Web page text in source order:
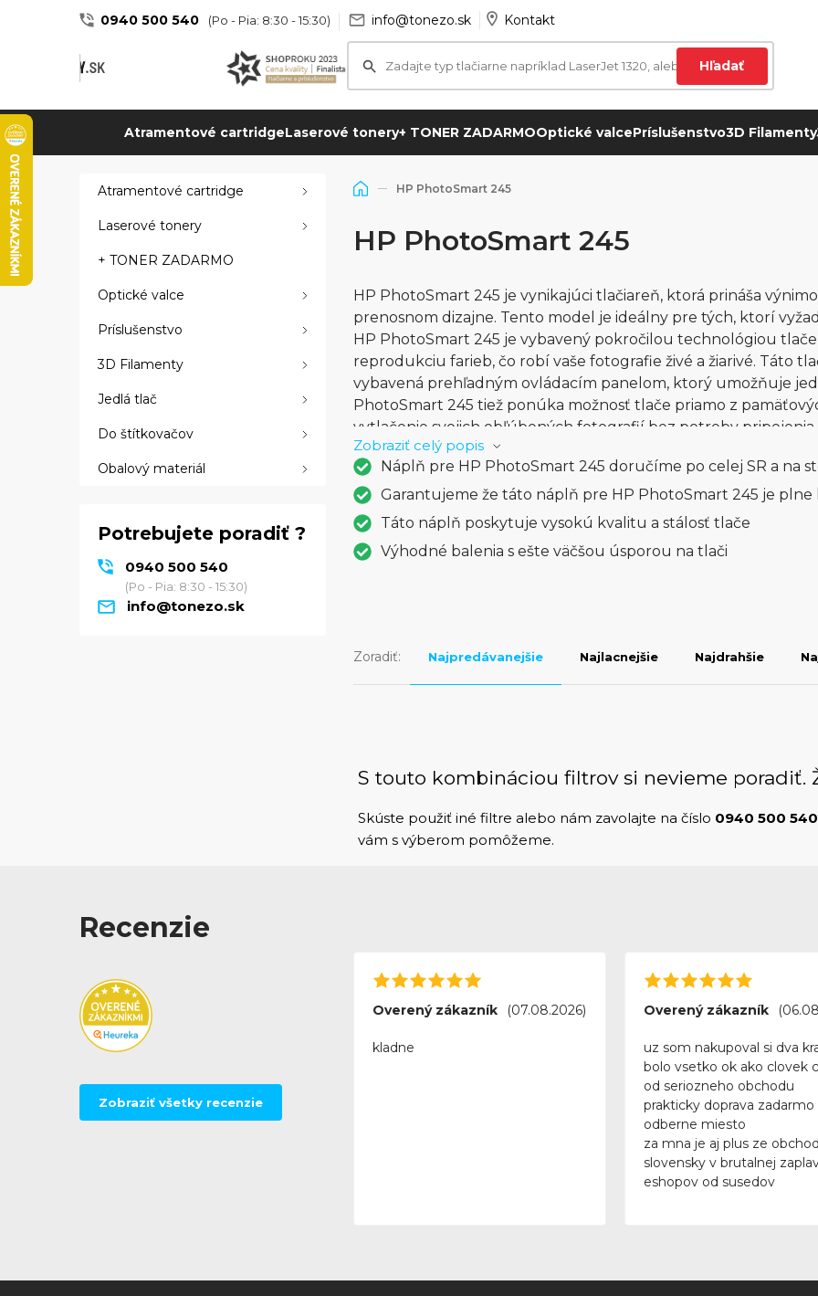
0940 500 540 (Po - Pia: 8:30 - 15:30) info@tonezo.sk Kontakt
Hľadať
Atramentové cartridgeLaserové tonery+ TONER ZADARMOOptické valcePríslušenstvo3D Filamenty
Atramentové cartridge
Laserové tonery
+ TONER ZADARMO
Optické valce
Príslušenstvo
3D Filamenty
Jedlá tlač
Do štítkovačov
Obalový materiál
Potrebujete poradiť ?
0940 500 540
(Po - Pia: 8:30 - 15:30)
info@tonezo.sk
HP PhotoSmart 245
HP PhotoSmart 245
HP PhotoSmart 245 je vynikajúci tlačiareň, ktorá prináša
prenosnom dizajne. Tento model je ideálny pre tých, ktorí
HP PhotoSmart 245 je vybavený pokročilou technológiou
reprodukciu farieb, čo robí vaše fotografie živé a žiarivé. Táto
vybavená prehľadným ovládacím panelom, ktorý umožňuje
PhotoSmart 245 tiež ponúka možnosť tlače priamo z
vytlačenie svojich obľúbených fotografií bez potreby
kompatibilná s rôznymi formátmi fotografií, vrátane 10 x 15 cm
vašom obľúbenom rozmeru. HP PhotoSmart 245 je skutočne
vysokú kvalitu tlače a zároveň potrebujú kompaktné a
vychutnať výnimočnú tlač svojich fotografií kdekoľvek,
rodinných osláv alebo len tak na pamiatku, HP PhotoSmart
spokojnosť s každým výtlačkom.
Zobraziť celý popis
Náplň pre HP PhotoSmart 245 doručíme po celej SR a na
Garantujeme že táto náplň pre HP PhotoSmart 245 je plne
Táto náplň poskytuje vysokú kvalitu a stálosť tlače
Výhodné balenia s ešte väčšou úsporou na tlači
Zoradiť: Najpredávanejšie Najlacnejšie Najdrahšie
S touto kombináciou filtrov si nevieme poradiť.
Skúste použiť iné filtre alebo nám zavolajte na číslo 0940 500 540
vám s výberom pomôžeme.
Recenzie
Zobraziť všetky recenzie
Overený zákazník (07.08.2026)
kladne
Overený zákazník
uz som nakupoval si dva
bolo vsetko ok ako clovek
od seriozneho obchodu
prakticky doprava zadarmo
odberne miesto
za mna je aj plus ze
slovensky v brutalnej
eshopov od susedov